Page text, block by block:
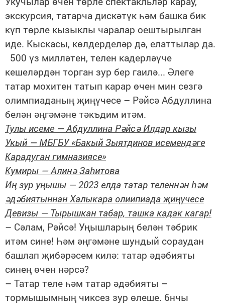
экскурсия, татарча дискәтүк һәм башка бик
күп төрле кызыклы чаралар оештырылган
иде. Кыскасы, көлдерделәр дә, елаттылар да.
500 үз милләтен, телен кадерләүче
кешеләрдән торган зур бер гаилә... Әлеге
татар мохитен татып карар өчен мин сезгә
олимпиаданың җиңүчесе – Рәйсә Абдуллина
белән әңгәмәне тәкъдим итәм.
Тулы исеме — Абдуллина Рәйсә Илдар кызы
Укый — МБГБУ «Бакый Зыятдинов исемендәге
Карадуган гимназиясе»
Кумиры — Алинә Заһитова
Иң зур уңышы — 2023 елда татар теленнән һәм
әдәбиятыннан Халыкара олиипиада җиңүчесе
Девизы — Тырышкан табар, ташка кадак кагар!
– Сәлам, Рәйсә! Уңышларың белән тәбрик
итәм сине! Һәм әңгәмәне шундый сораудан
башлап җибәрәсем килә: татар әдәбияты
синең өчен нәрсә?
– Татар теле һәм татар әдәбияты –
тормышымның чиксез зур өлеше. 6нчы